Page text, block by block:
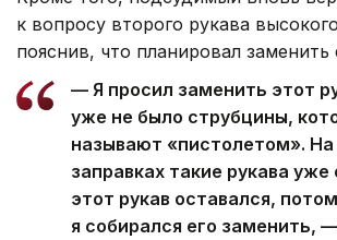
к вопросу второго рукава
пояснив, что планировал заменить
— Я просил заменить этот
уже не было струбцины,
называют «пистолетом». На
заправках такие рукава уже
этот рукав оставался,
я собирался его заменить,